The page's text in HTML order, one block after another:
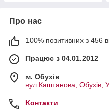
Про нас
100% позитивних з 456
Працює з 04.01.2012
м. Обухів
вул.Каштанова, Обухів,
Контакти